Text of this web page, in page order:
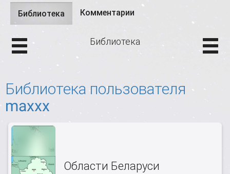
Главные вкладки
Библиотека (активная
вкладка)
Комментарии
Библиотека
Библиотека пользователя
maxxx
Области Беларуси